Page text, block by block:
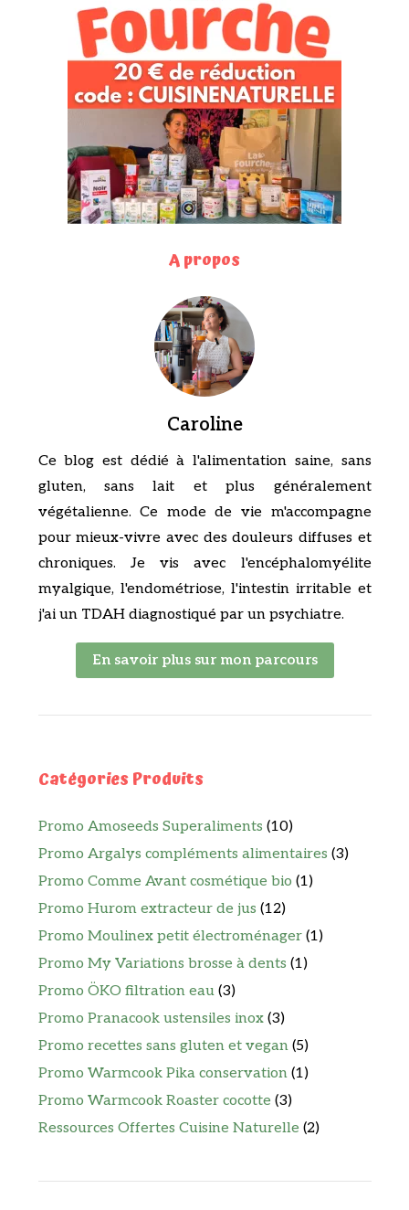
A propos
Caroline
Ce blog est dédié à l'alimentation saine, sans
gluten, sans lait et plus généralement
végétalienne. Ce mode de vie m'accompagne
pour mieux-vivre avec des douleurs diffuses et
chroniques. Je vis avec l'encéphalomyélite
myalgique, l'endométriose, l'intestin irritable et
j'ai un TDAH diagnostiqué par un psychiatre.
En savoir plus sur mon parcours
Catégories Produits
Promo Amoseeds Superaliments (10)
Promo Argalys compléments alimentaires (3)
Promo Comme Avant cosmétique bio (1)
Promo Hurom extracteur de jus (12)
Promo Moulinex petit électroménager (1)
Promo My Variations brosse à dents (1)
Promo ÖKO filtration eau (3)
Promo Pranacook ustensiles inox (3)
Promo recettes sans gluten et vegan (5)
Promo Warmcook Pika conservation (1)
Promo Warmcook Roaster cocotte (3)
Ressources Offertes Cuisine Naturelle (2)